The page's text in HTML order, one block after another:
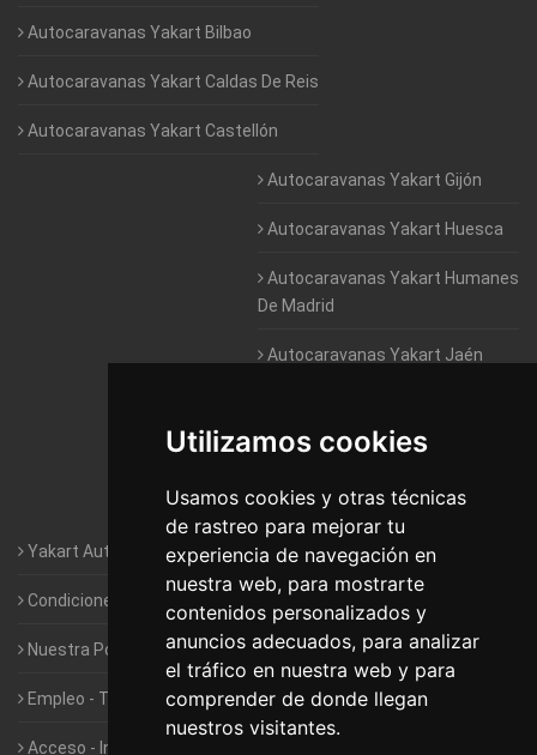
Utilizamos cookies
Usamos cookies y otras técnicas
de rastreo para mejorar tu
experiencia de navegación en
nuestra web, para mostrarte
contenidos personalizados y
anuncios adecuados, para analizar
el tráfico en nuestra web y para
comprender de donde llegan
nuestros visitantes.
Autocaravanas Yakart Bilbao
Autocaravanas Yakart Caldas De Reis
Autocaravanas Yakart Castellón
Autocaravanas Yakart Gijón
Autocaravanas Yakart Huesca
Autocaravanas Yakart Humanes
De Madrid
Autocaravanas Yakart Jaén
Autocaravanas Yakart Valencia
Autocaravanas Yakart Vitoria
Yakart Autocaravanas · La empresa
Condiciones de Alquiler de Yakart
Nuestra Política de Privacidad
Empleo - Trabaja con nosotros
Acceso - Intranet de Franquiciados